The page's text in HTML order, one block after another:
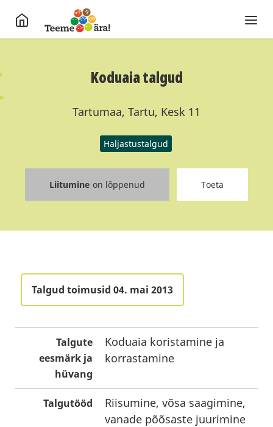
Koduaia talgud
Tartumaa, Tartu, Kesk 11
Haljastustalgud
Liitumine on lõppenud Toeta
Talgud toimusid 04. mai 2013
Talgute
eesmärk ja
hüvang
Koduaia koristamine ja
korrastamine
Talgutööd
Riisumine, võsa saagimine,
vanade põõsaste juurimine